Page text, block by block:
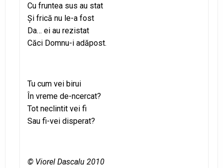
Cu fruntea sus au stat
Şi frică nu le-a fost
Da… ei au rezistat
Căci Domnu-i adăpost.
Tu cum vei birui
În vreme de-ncercat?
Tot neclintit vei fi
Sau fi-vei disperat?
© Viorel Dascalu 2010